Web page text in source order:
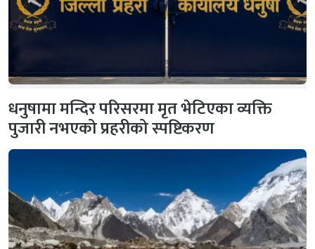
धनुषामा मन्दिर परिसरमा मृत भेटिएका व्यक्ति
पुजारी नभएको प्रहरीको स्पष्टिकरण